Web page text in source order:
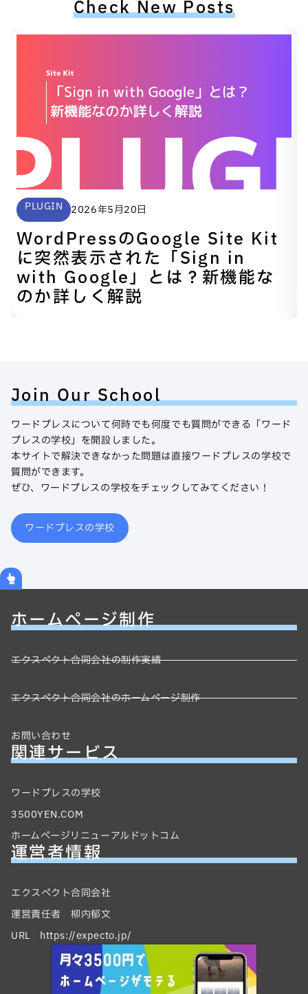
Check New Posts
PLUGIN 2026年5月20日
WordPressのGoogle Site Kit
に突然表示された「Sign in
with Google」とは？新機能な
のか詳しく解説
Join Our School
ワードプレスについて何時でも何度でも質問ができる「ワード
プレスの学校」を開設しました。
本サイトで解決できなかった問題は直接ワードプレスの学校で
質問ができます。
ぜひ、ワードプレスの学校をチェックしてみてください！
ワードプレスの学校
ホームページ制作
エクスペクト合同会社の制作実績
エクスペクト合同会社のホームページ制作
お問い合わせ
関連サービス
ワードプレスの学校
3500YEN.COM
ホームページリニューアルドットコム
運営者情報
エクスペクト合同会社
運営責任者 柳内郁文
URL https://expecto.jp/